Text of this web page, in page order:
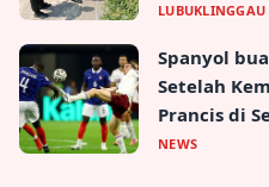
LUBUKLINGGAU
Spanyol
Setelah
Prancis di
NEWS